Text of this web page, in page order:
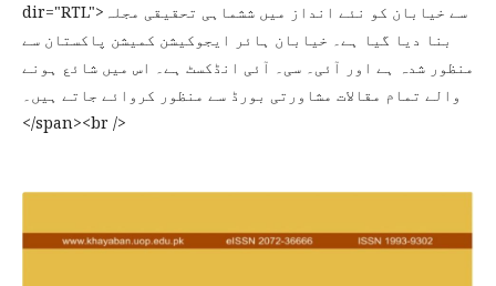
dir="RTL">سے خیابان کو نئے انداز میں ششماہی تحقیقی مجلہ
بنا دیا گیا ہے۔ خیابان ہائر ایجوکیشن کمیشن پاکستان سے
منظور شدہ ہے اور آئی۔ سی۔ آئی انڈکسٹ ہے۔ اس میں شائع ہونے
والے تمام مقالات مشاورتی بورڈ سے منظور کروائے جاتے ہیں۔
</span><br />